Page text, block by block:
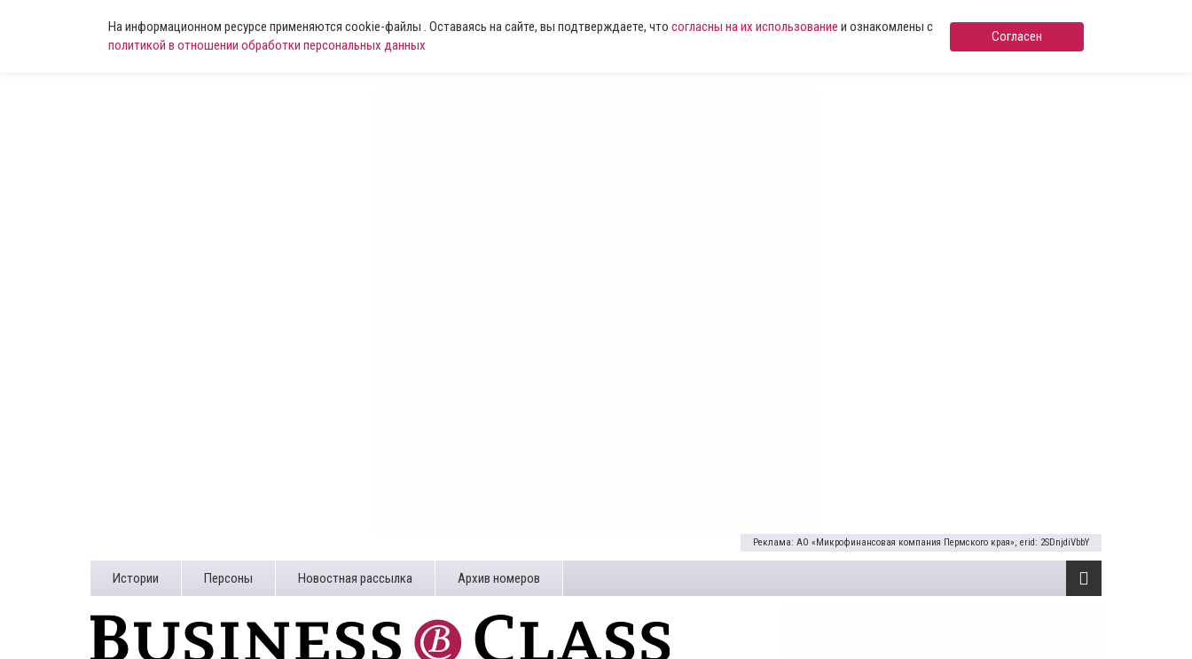
На информационном ресурсе применяются cookie-файлы . Оставаясь на сайте, вы подтверждаете, что согласны на их использование и ознакомлены с
политикой в отношении обработки персональных данных
Согласен
Реклама: АО «Микрофинансовая компания Пермского края», erid: 2SDnjdiVbbY
Истории Персоны Новостная рассылка Архив номеров